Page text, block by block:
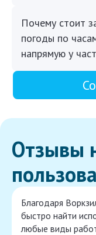
Почему стоит
погоды по
напрямую у
Отзывы
Благодаря
быстро найти
любые виды